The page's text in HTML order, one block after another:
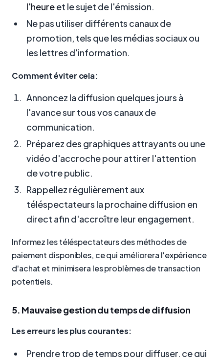
l'heureet le sujet de l'émission.
Ne pas utiliser différents canaux de
promotion, tels que les médias sociaux ou
les lettres d'information.
Comment éviter cela:
Annoncez la diffusion quelques jours à
l'avance sur tous vos canaux de
communication.
Préparez des graphiques attrayants ou une
vidéo d'accroche pour attirer l'attention
de votre public.
Rappellez régulièrement aux
téléspectateurs la prochaine diffusion en
direct afin d'accroître leur engagement.
Informez les téléspectateurs des méthodes de
paiement disponibles, ce qui améliorera l'expérience
d'achat et minimisera les problèmes de transaction
potentiels.
5. Mauvaise gestion du temps de diffusion
Les erreurs les plus courantes:
Prendre trop de temps pour diffuser, ce qui